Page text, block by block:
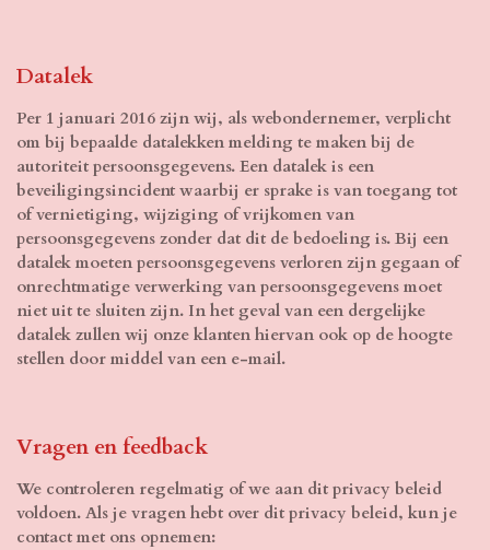
Datalek
Per 1 januari 2016 zijn wij, als webondernemer, verplicht
om bij bepaalde datalekken melding te maken bij de
autoriteit persoonsgegevens. Een datalek is een
beveiligingsincident waarbij er sprake is van toegang tot
of vernietiging, wijziging of vrijkomen van
persoonsgegevens zonder dat dit de bedoeling is. Bij een
datalek moeten persoonsgegevens verloren zijn gegaan of
onrechtmatige verwerking van persoonsgegevens moet
niet uit te sluiten zijn. In het geval van een dergelijke
datalek zullen wij onze klanten hiervan ook op de hoogte
stellen door middel van een e-mail.
Vragen en feedback
We controleren regelmatig of we aan dit privacy beleid
voldoen. Als je vragen hebt over dit privacy beleid, kun je
contact met ons opnemen: